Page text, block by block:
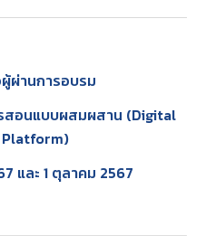
ผ่านการอบรม
สอนแบบผสมผสาน (Digital
และ 1 ตุลาคม 2567